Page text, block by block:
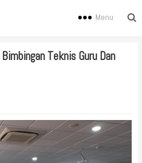
Menu
Teknis Guru Dan